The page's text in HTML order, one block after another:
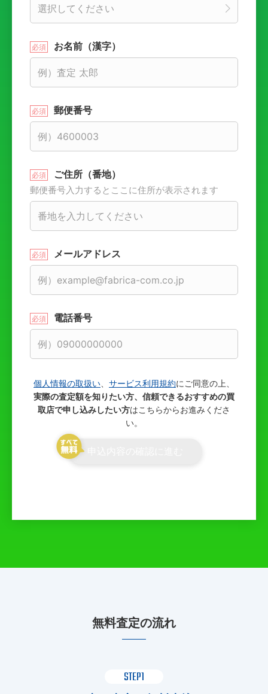
お名前（漢字）
郵便番号
ご住所（番地）
郵便番号入力するとここに住所が表示されます
メールアドレス
電話番号
個人情報の取扱い サービス利用規約にご同意の上、
実際の査定額を知りたい方、信頼できるおすすめの買
取店で申し込みしたい方はこちらからお進みくださ
い。
無料査定の流れ
STEP1